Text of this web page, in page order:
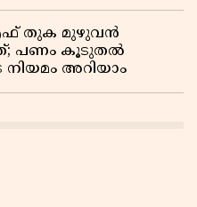
എഫ് തുക മുഴുവൻ
പണം കൂടുതൽ
അറിയാം